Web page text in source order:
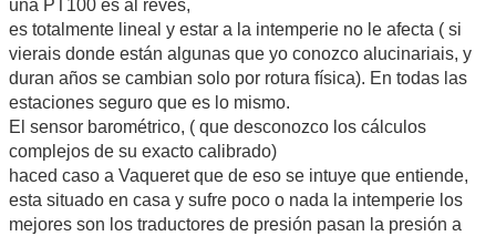
/ (122.8943111 * (CToF(meanTempC) + 460 +
(MToFt(elevationM) * vpLapseRateUS/2) + hCorr))));
end;
// see WMO Instruments and Observing
Methods Report No.19 at
http://www.wmo.int/pages/prog/www/IMOP/publication
s/IOM-19-Synoptic-AWS.pdf
begin
if (humidity > 0) then begin
hCorr := (9/5) *
HumidityCorrection(currentTempC, elevationM,
una PT100 es al revés,
es totalmente lineal y estar a la intemperie no le afecta ( si
vierais donde están algunas que yo conozco alucinariais, y
duran años se cambian solo por rotura física). En todas las
estaciones seguro que es lo mismo.
El sensor barométrico, ( que desconozco los cálculos
complejos de su exacto calibrado)
haced caso a Vaqueret que de eso se intuye que entiende,
esta situado en casa y sufre poco o nada la intemperie los
mejores son los traductores de presión pasan la presión a